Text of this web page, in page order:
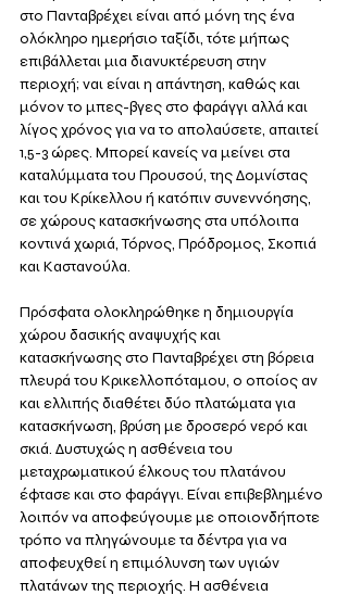
στο Πανταβρέχει είναι από μόνη της ένα
ολόκληρο ημερήσιο ταξίδι, τότε μήπως
επιβάλλεται μια διανυκτέρευση στην
περιοχή; ναι είναι η απάντηση, καθώς και
μόνον το μπες-βγες στο φαράγγι αλλά και
λίγος χρόνος για να το απολαύσετε, απαιτεί
1,5-3 ώρες. Μπορεί κανείς να μείνει στα
καταλύμματα του Προυσού, της Δομνίστας
και του Κρίκελλου ή κατόπιν συνεννόησης,
σε χώρους κατασκήνωσης στα υπόλοιπα
κοντινά χωριά, Τόρνος, Πρόδρομος, Σκοπιά
και Καστανούλα.
Πρόσφατα ολοκληρώθηκε η δημιουργία
χώρου δασικής αναψυχής και
κατασκήνωσης στο Πανταβρέχει στη βόρεια
πλευρά του Κρικελλοπόταμου, ο οποίος αν
και ελλιπής διαθέτει δύο πλατώματα για
κατασκήνωση, βρύση με δροσερό νερό και
σκιά. Δυστυχώς η ασθένεια του
μεταχρωματικού έλκους του πλατάνου
έφτασε και στο φαράγγι. Είναι επιβεβλημένο
λοιπόν να αποφεύγουμε με οποιονδήποτε
τρόπο να πληγώνουμε τα δέντρα για να
αποφευχθεί η επιμόλυνση των υγιών
πλατάνων της περιοχής. Η ασθένεια